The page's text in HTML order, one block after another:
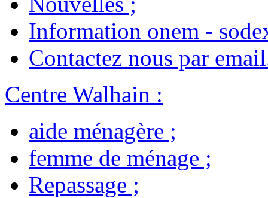
Information onem -
Contactez nous par email
Centre Walhain :
aide ménagère ;
femme de ménage ;
Repassage ;